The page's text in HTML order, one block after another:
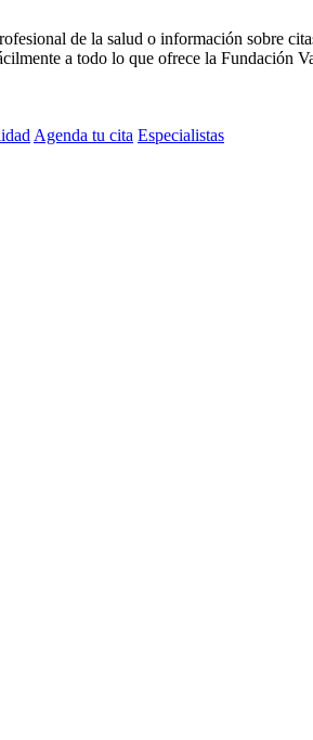
de la salud o información sobre
a todo lo que ofrece la Fundación
Agenda tu cita Especialistas